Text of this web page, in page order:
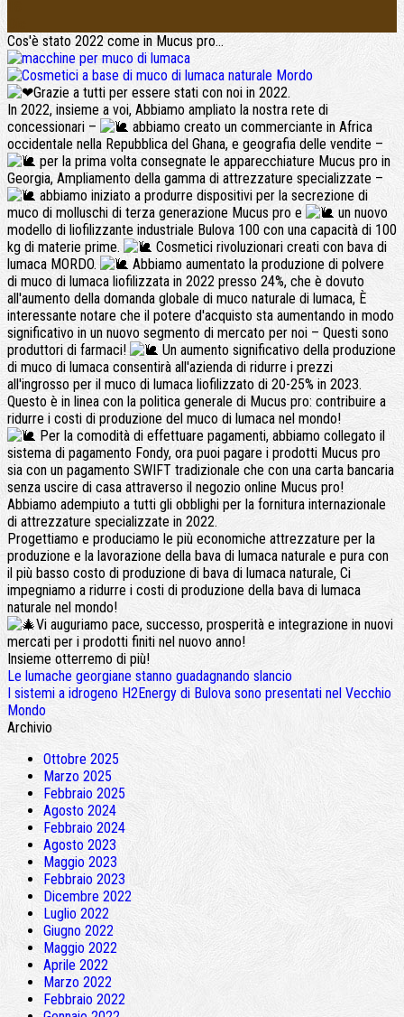
Cos'è stato 2022 come in Mucus pro…
Grazie a tutti per essere stati con noi in 2022.
In 2022, insieme a voi, Abbiamo ampliato la nostra rete di
concessionari –
abbiamo creato un commerciante in Africa
occidentale nella Repubblica del Ghana, e geografia delle vendite –
per la prima volta consegnate le apparecchiature Mucus pro in
Georgia, Ampliamento della gamma di attrezzature specializzate –
abbiamo iniziato a produrre dispositivi per la secrezione di
muco di molluschi di terza generazione Mucus pro e
un nuovo
modello di liofilizzante industriale Bulova 100 con una capacità di 100
kg di materie prime.
Cosmetici rivoluzionari creati con bava di
lumaca MORDO.
Abbiamo aumentato la produzione di polvere
di muco di lumaca liofilizzata in 2022 presso 24%, che è dovuto
all'aumento della domanda globale di muco naturale di lumaca, È
interessante notare che il potere d'acquisto sta aumentando in modo
significativo in un nuovo segmento di mercato per noi – Questi sono
produttori di farmaci!
Un aumento significativo della produzione
di muco di lumaca consentirà all'azienda di ridurre i prezzi
all'ingrosso per il muco di lumaca liofilizzato di 20-25% in 2023.
Questo è in linea con la politica generale di Mucus pro: contribuire a
ridurre i costi di produzione del muco di lumaca nel mondo!
Per la comodità di effettuare pagamenti, abbiamo collegato il
sistema di pagamento Fondy, ora puoi pagare i prodotti Mucus pro
sia con un pagamento SWIFT tradizionale che con una carta bancaria
senza uscire di casa attraverso il negozio online Mucus pro!
Abbiamo adempiuto a tutti gli obblighi per la fornitura internazionale
di attrezzature specializzate in 2022.
Progettiamo e produciamo le più economiche attrezzature per la
produzione e la lavorazione della bava di lumaca naturale e pura con
il più basso costo di produzione di bava di lumaca naturale, Ci
impegniamo a ridurre i costi di produzione della bava di lumaca
naturale nel mondo!
Vi auguriamo pace, successo, prosperità e integrazione in nuovi
mercati per i prodotti finiti nel nuovo anno!
Insieme otterremo di più!
Le lumache georgiane stanno guadagnando slancio
I sistemi a idrogeno H2Energy di Bulova sono presentati nel Vecchio
Mondo
Archivio
Ottobre 2025
Marzo 2025
Febbraio 2025
Agosto 2024
Febbraio 2024
Agosto 2023
Maggio 2023
Febbraio 2023
Dicembre 2022
Luglio 2022
Giugno 2022
Maggio 2022
Aprile 2022
Marzo 2022
Febbraio 2022